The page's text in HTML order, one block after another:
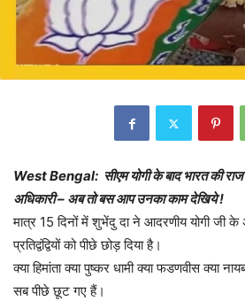
West Bengal: सीएम योगी के बाद भारत की
अधिकारी – अब तो बस आप उनका काम देखिये !
मात्र 15 दिनों में शुभेंदु दा ने आदरणीय योगी जी
प्रतिद्वंद्वियों को पीछे छोड़ दिया है।
क्या हिमांता क्या पुष्कर धामी क्या फडणवीस क्या
सब पीछे छूट गए हैं।